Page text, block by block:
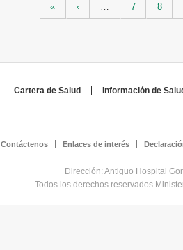
« ‹ 7 8
Cartera de Salud
Información de
Contáctenos Enlaces de interés
Dirección: Antiguo Hospital
Todos los derechos reservados